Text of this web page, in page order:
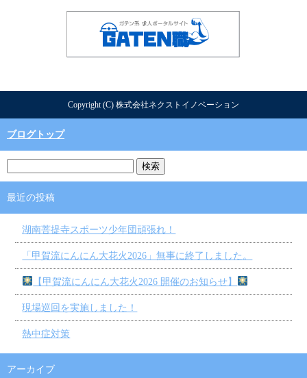
Copyright (C) 株式会社ネクストイノベーション
ブログトップ
最近の投稿
湖南菩提寺スポーツ少年団頑張れ！
「甲賀流にんにん大花火2026」無事に終了しました。
【甲賀流にんにん大花火2026 開催のお知らせ】
現場巡回を実施しました！
熱中症対策
アーカイブ